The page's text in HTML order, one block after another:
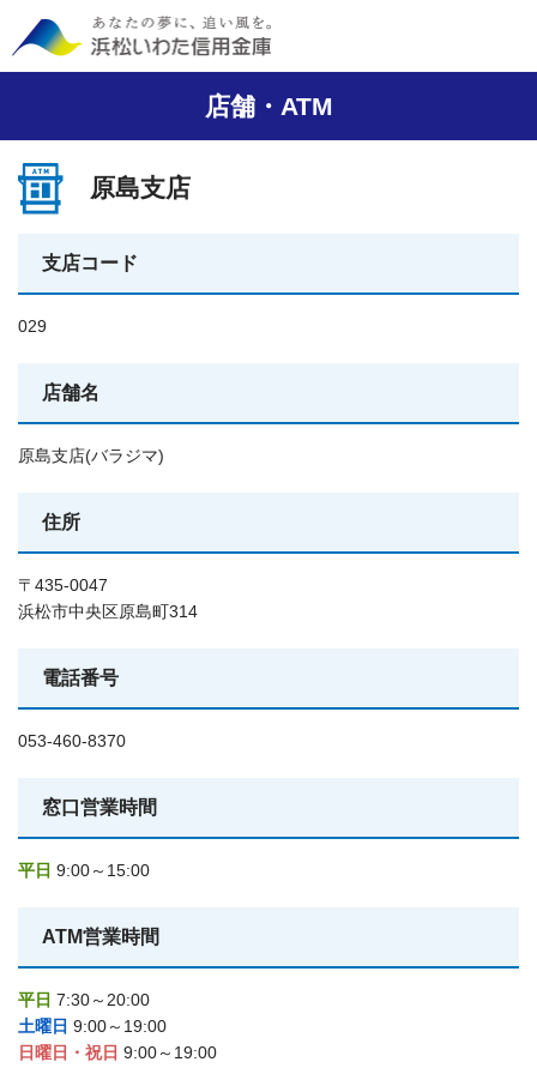
店舗・ATM
原島支店
支店コード
029
店舗名
原島支店(バラジマ)
住所
〒435-0047
浜松市中央区原島町314
電話番号
053-460-8370
窓口営業時間
平日 9:00～15:00
ATM営業時間
平日 7:30～20:00
土曜日 9:00～19:00
日曜日・祝日 9:00～19:00